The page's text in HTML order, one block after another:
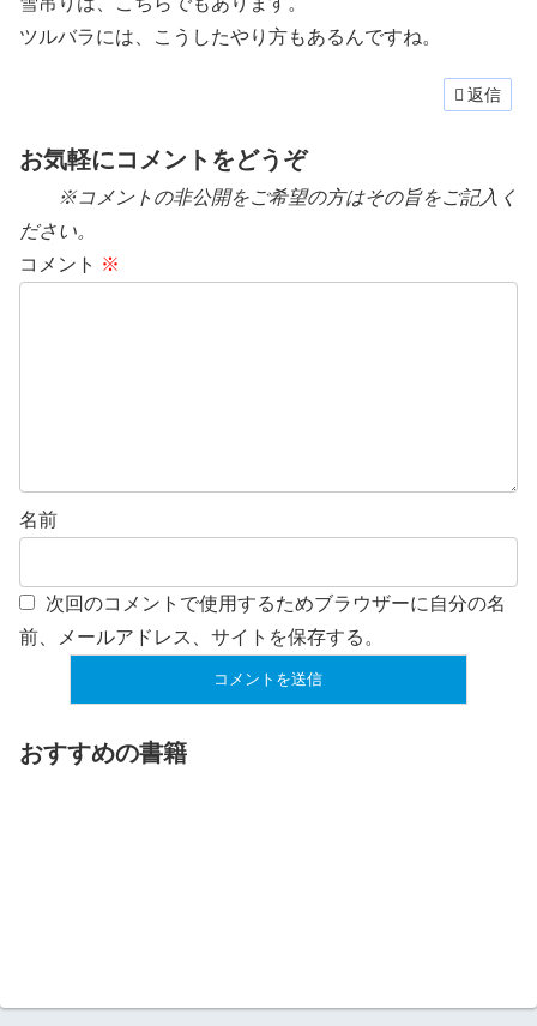
ツルバラには、こうしたやり方もあるんですね。
返信
お気軽にコメントをどうぞ
※コメントの非公開をご希望の方はその旨をご記入く
ださい。
コメント ※
名前
次回のコメントで使用するためブラウザーに自分の名
前、メールアドレス、サイトを保存する。
おすすめの書籍